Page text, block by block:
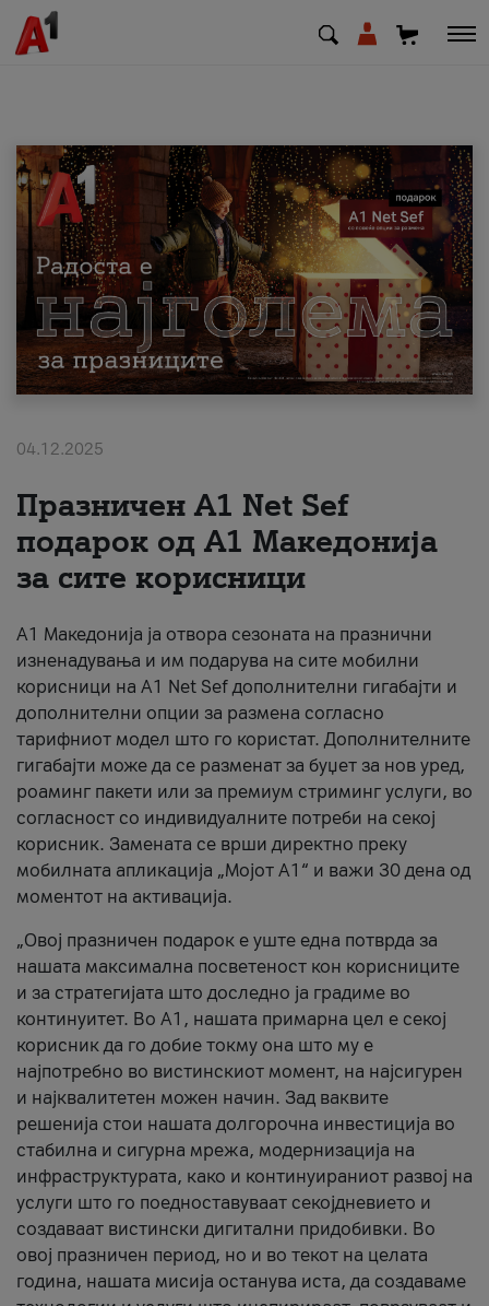
МК EN SQ
Приватни Деловни
Поддршка
Надополни кредит
За нас
#ПодобарОнлајн
04.12.2025
Празничен A1 Net Sеf
подарок од А1 Македонија
за сите корисници
А1 Македонија ја отвора сезоната на празнични
изненадувања и им подарува на сите мобилни
корисници на A1 Net Sef дополнителни гигабајти и
дополнителни опции за размена согласно
тарифниот модел што го користат. Дополнителните
гигабајти може да се разменат за буџет за нов уред,
роаминг пакети или за премиум стриминг услуги, во
согласност со индивидуалните потреби на секој
корисник. Замената се врши директно преку
мобилната апликација „Мојот А1“ и важи 30 дена од
моментот на активација.
„Овој празничен подарок е уште една потврда за
нашата максимална посветеност кон корисниците
и за стратегијата што доследно ја градиме во
континуитет. Во А1, нашата примарна цел е секој
корисник да го добие токму она што му е
најпотребно во вистинскиот момент, на најсигурен
и најквалитетен можен начин. Зад ваквите
решенија стои нашата долгорочна инвестиција во
стабилна и сигурна мрежа, модернизација на
инфраструктурата, како и континуираниот развој на
услуги што го поедноставуваат секојдневието и
создаваат вистински дигитални придобивки. Во
овој празничен период, но и во текот на целата
година, нашата мисија останува иста, да создаваме